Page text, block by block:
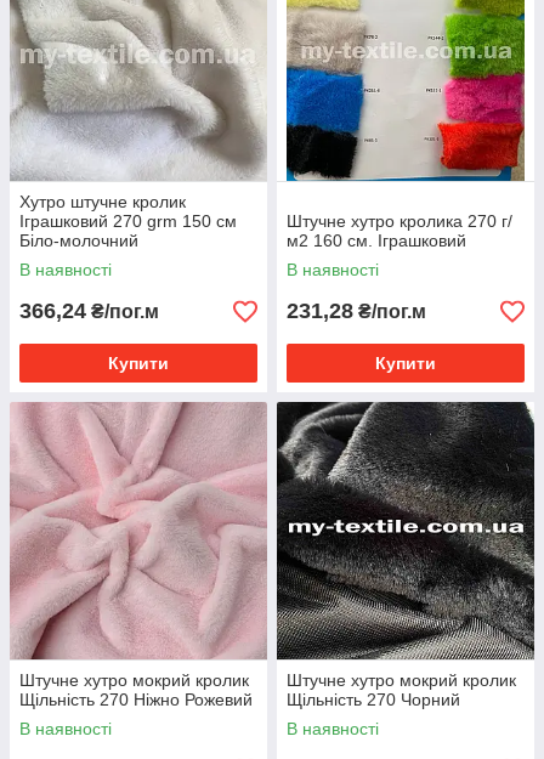
Хутро штучне кролик
Іграшковий 270 grm 150 см
Біло-молочний
В наявності
366,24 ₴/пог.м
Купити
Штучне хутро кролика 270 г/
м2 160 см. Іграшковий
В наявності
231,28 ₴/пог.м
Купити
Штучне хутро мокрий кролик
Щільність 270 Ніжно Рожевий
В наявності
Штучне хутро мокрий кролик
Щільність 270 Чорний
В наявності